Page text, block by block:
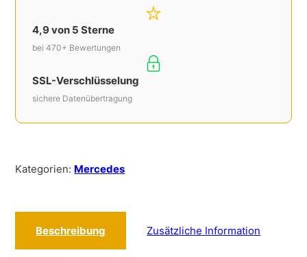
4,9 von 5 Sterne
bei 470+ Bewertungen
SSL-Verschlüsselung
sichere Datenübertragung
Kategorien: Mercedes
Beschreibung Zusätzliche Information